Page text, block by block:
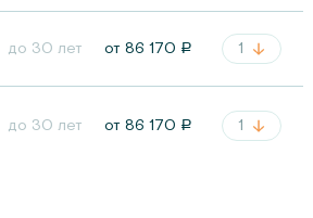
до 30 лет от 86 170 a 1
до 30 лет от 86 170 a 1